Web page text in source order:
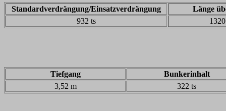
Standardverdrängung/Einsatzverdrängung
Länge
932 ts
Tiefgang
Bunkerinhalt
3,52 m
322 ts